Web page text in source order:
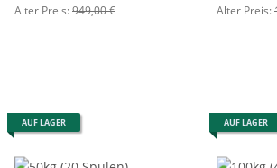
Alter Preis:949,00 € Alter Preis:
AUF LAGER AUF LAGER